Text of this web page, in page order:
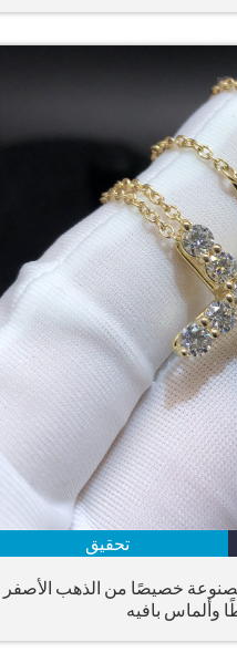
تحقيق
خصيصًا من الذهب الأصفر